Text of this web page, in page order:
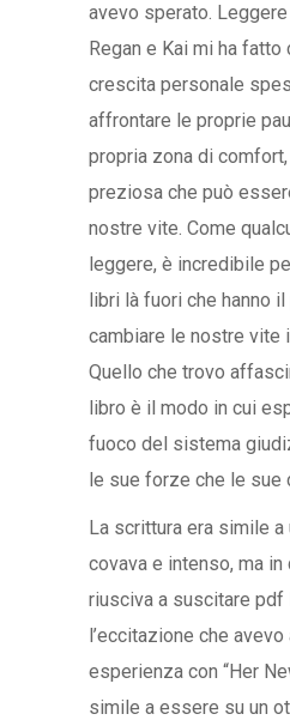
avevo sperato.
Regan e Kai mi ha fatto
crescita personale
affrontare le proprie
propria zona di
preziosa che può
nostre vite. Come
leggere, è incredibile
libri là fuori che hanno
cambiare le nostre vite
Quello che trovo
libro è il modo in cui
fuoco del sistema
le sue forze che le sue
La scrittura era simile a
covava e intenso, ma in
riusciva a suscitare
l’eccitazione che
esperienza con “Her
simile a essere su un